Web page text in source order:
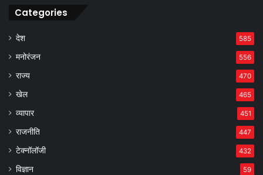
Categories
देश 585
मनोरंजन 556
राज्य 470
खेल 465
व्यापार 451
राजनीति 447
टेक्नॉलॉजी 432
विज्ञान 59